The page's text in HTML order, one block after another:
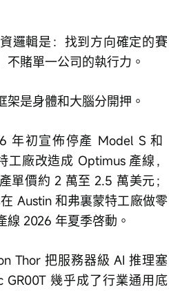
邏輯是：找到方向確定的賽
賭單一公司的執行力。
是身體和大腦分開押。
年初宣佈停產 Model S 和
廠改造成 Optimus 產線，
單價約 2 萬至 2.5 萬美元；
Austin 和弗裏蒙特工廠做零
線 2026 年夏季啓動。
Thor 把服務器級 AI 推理塞
GR00T 幾乎成了行業通用底